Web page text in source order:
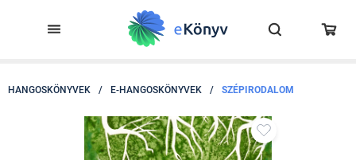
HANGOSKÖNYVEK / E-HANGOSKÖNYVEK / SZÉPIRODALOM